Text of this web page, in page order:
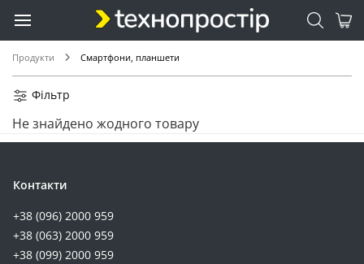
Продукти Смартфони, планшети
Фільтр
Не знайдено жодного товару
Контакти
+38 (096) 2000 959
+38 (063) 2000 959
+38 (099) 2000 959